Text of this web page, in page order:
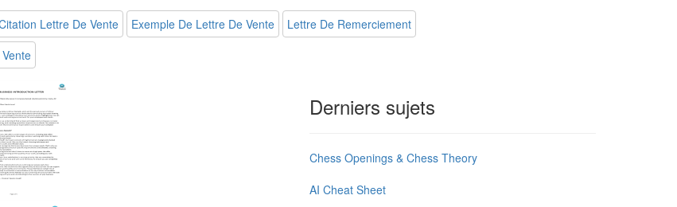
Lettre De Vente Exemple De Lettre De Vente
Lettre De Remerciement
Derniers sujets
Chess Openings & Chess Theory
AI Cheat Sheet